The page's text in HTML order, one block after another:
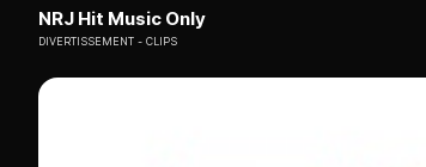
NRJ Hit Music Only
DIVERTISSEMENT CLIPS